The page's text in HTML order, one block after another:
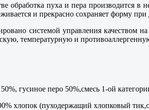
обработка пуха и пера производится в
и прекрасно сохраняет форму
системой управления качеством
температурную и
гусиное перо 50%,смесь 1-ой
хлопок (пуходержащий хлопковый